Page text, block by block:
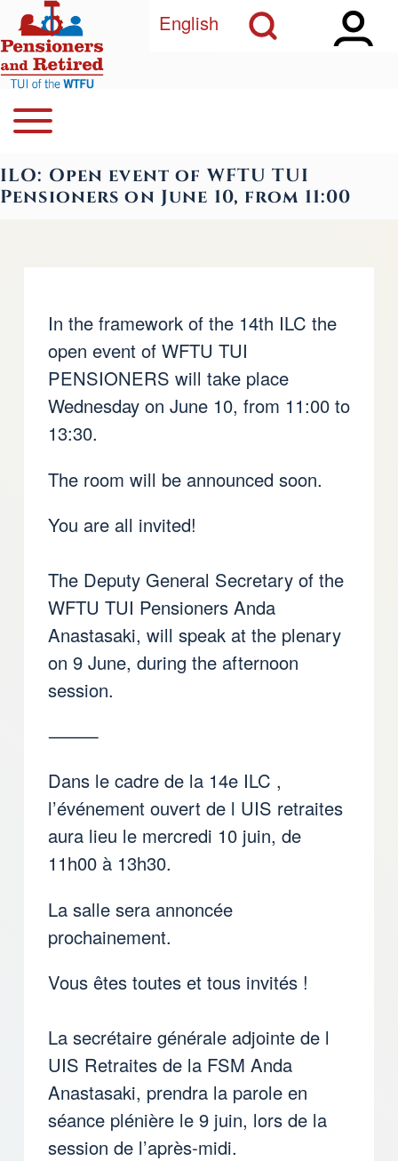
Skip to main content
Close Search Block
Open Sidebar
Open Search Block
English
Navegación principal
Open or Close horizontal Main Menu
ILO: Open event of WFTU TUI
Pensioners on June 10, from 11:00
In the framework of the 14th ILC the
open event of WFTU TUI
PENSIONERS will take place
Wednesday on June 10, from 11:00 to
13:30.
The room will be announced soon.
You are all invited!
The Deputy General Secretary of the
WFTU TUI Pensioners Anda
Anastasaki, will speak at the plenary
on 9 June, during the afternoon
session.
⸻
Dans le cadre de la 14e ILC ,
l’événement ouvert de l UIS retraites
aura lieu le mercredi 10 juin, de
11h00 à 13h30.
La salle sera annoncée
prochainement.
Vous êtes toutes et tous invités !
La secrétaire générale adjointe de l
UIS Retraites de la FSM Anda
Anastasaki, prendra la parole en
séance plénière le 9 juin, lors de la
session de l’après-midi.